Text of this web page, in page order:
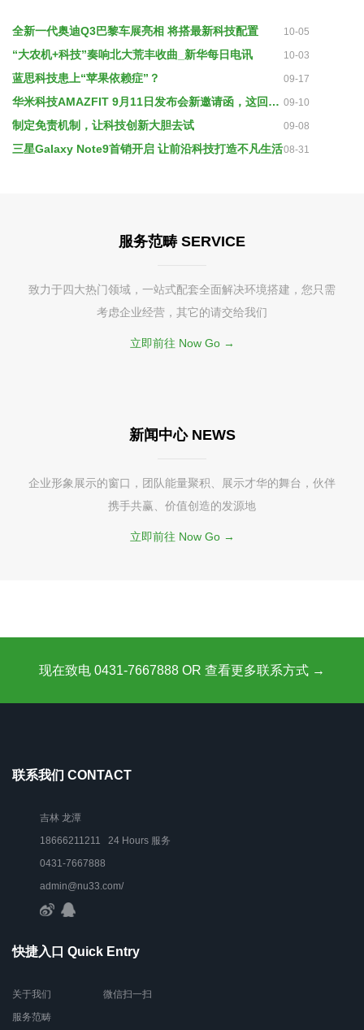
全新一代奥迪Q3巴黎车展亮相 将搭最新科技配置 10-05
“大农机+科技”奏响北大荒丰收曲_新华每日电讯 10-03
蓝思科技患上“苹果依赖症”？ 09-17
华米科技AMAZFIT 9月11日发布会新邀请函，这回是钢铁侠？！ 09-10
制定免责机制，让科技创新大胆去试 09-08
三星Galaxy Note9首销开启 让前沿科技打造不凡生活08-31
服务范畴 SERVICE
致力于四大热门领域，一站式配套全面解决环境搭建，您只需
考虑企业经营，其它的请交给我们
立即前往 Now Go →
新闻中心 NEWS
企业形象展示的窗口，团队能量聚积、展示才华的舞台，伙伴
携手共赢、价值创造的发源地
立即前往 Now Go →
现在致电 0431-7667888 OR 查看更多联系方式 →
联系我们 CONTACT
吉林 龙潭
18666211211 24 Hours 服务
0431-7667888
admin@nu33.com/
快捷入口 Quick Entry
关于我们
服务范畴
微信扫一扫